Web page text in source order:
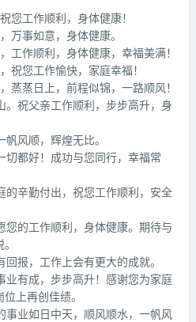
您工作顺利，身体健康！
万事如意，身体健康。
工作顺利，身体健康，幸福美满！
祝您工作愉快，家庭幸福！
蒸蒸日上，前程似锦，一路顺风！
。祝父亲工作顺利，步步高升，身
风顺，辉煌无比。
切都好！成功与您同行，幸福常
的辛勤付出，祝您工作顺利，安全
您的工作顺利，身体健康。期待与
报，工作上会有更大的成就。
业有成，步步高升！感谢您为家庭
上再创佳绩。
事业如日中天，顺风顺水，一帆风